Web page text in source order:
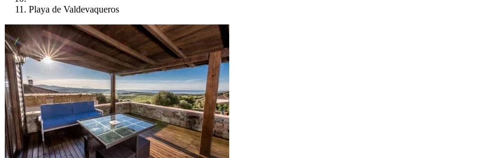
Playa de Valdevaqueros